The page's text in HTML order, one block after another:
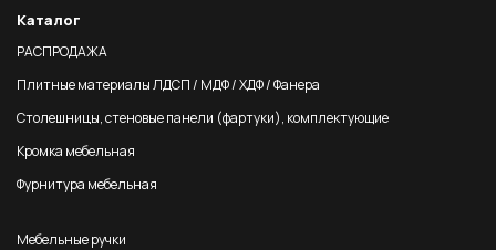
Каталог
РАСПРОДАЖА
Плитные материалы ЛДСП / МДФ / ХДФ / Фанера
Столешницы, стеновые панели (фартуки), комплектующие
Кромка мебельная
Фурнитура мебельная
Мебельные ручки